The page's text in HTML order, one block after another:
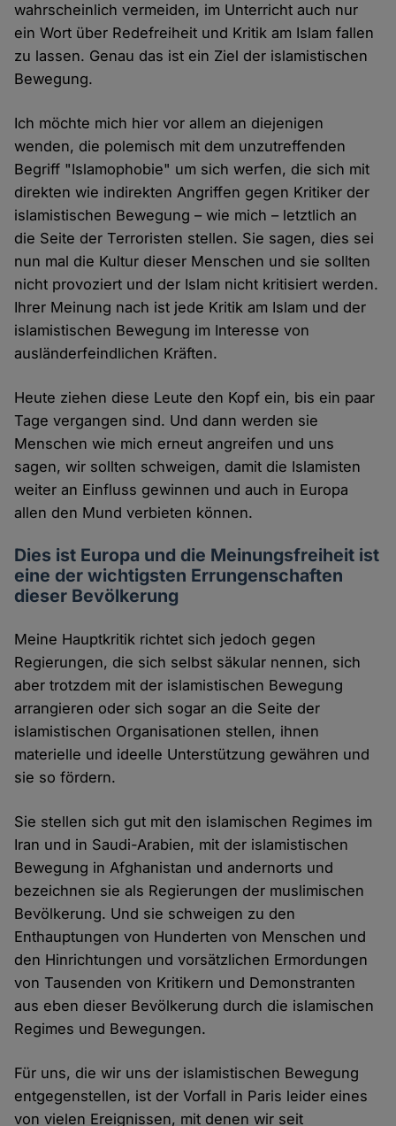
wahrscheinlich vermeiden, im Unterricht auch nur
ein Wort über Redefreiheit und Kritik am Islam fallen
zu lassen. Genau das ist ein Ziel der islamistischen
Bewegung.
Ich möchte mich hier vor allem an diejenigen
wenden, die polemisch mit dem unzutreffenden
Begriff "Islamophobie" um sich werfen, die sich mit
direkten wie indirekten Angriffen gegen Kritiker der
islamistischen Bewegung – wie mich – letztlich an
die Seite der Terroristen stellen. Sie sagen, dies sei
nun mal die Kultur dieser Menschen und sie sollten
nicht provoziert und der Islam nicht kritisiert werden.
Ihrer Meinung nach ist jede Kritik am Islam und der
islamistischen Bewegung im Interesse von
ausländerfeindlichen Kräften.
Heute ziehen diese Leute den Kopf ein, bis ein paar
Tage vergangen sind. Und dann werden sie
Menschen wie mich erneut angreifen und uns
sagen, wir sollten schweigen, damit die Islamisten
weiter an Einfluss gewinnen und auch in Europa
allen den Mund verbieten können.
Dies ist Europa und die Meinungsfreiheit ist
eine der wichtigsten Errungenschaften
dieser Bevölkerung
Meine Hauptkritik richtet sich jedoch gegen
Regierungen, die sich selbst säkular nennen, sich
aber trotzdem mit der islamistischen Bewegung
arrangieren oder sich sogar an die Seite der
islamistischen Organisationen stellen, ihnen
materielle und ideelle Unterstützung gewähren und
sie so fördern.
Sie stellen sich gut mit den islamischen Regimes im
Iran und in Saudi-Arabien, mit der islamistischen
Bewegung in Afghanistan und andernorts und
bezeichnen sie als Regierungen der muslimischen
Bevölkerung. Und sie schweigen zu den
Enthauptungen von Hunderten von Menschen und
den Hinrichtungen und vorsätzlichen Ermordungen
von Tausenden von Kritikern und Demonstranten
aus eben dieser Bevölkerung durch die islamischen
Regimes und Bewegungen.
Für uns, die wir uns der islamistischen Bewegung
entgegenstellen, ist der Vorfall in Paris leider eines
von vielen Ereignissen, mit denen wir seit